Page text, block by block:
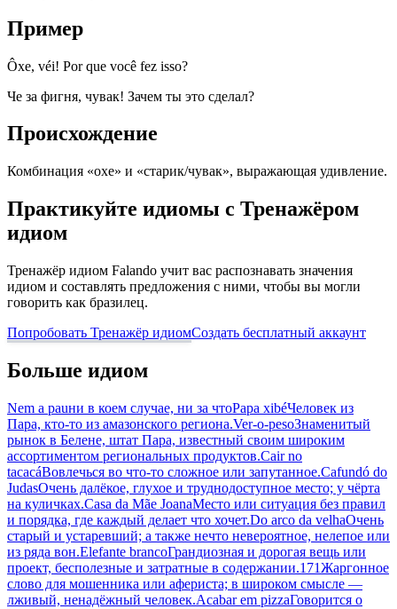
Пример
Ôxe, véi! Por que você fez isso?
Че за фигня, чувак! Зачем ты это сделал?
Происхождение
Комбинация «oxe» и «старик/чувак», выражающая удивление.
Практикуйте идиомы с Тренажёром
идиом
Тренажёр идиом Falando учит вас распознавать значения
идиом и составлять предложения с ними, чтобы вы могли
говорить как бразилец.
Попробовать Тренажёр идиомСоздать бесплатный аккаунт
Больше идиом
Nem a pauни в коем случае, ни за чтоPapa xibéЧеловек из
Пара, кто-то из амазонского региона.Ver-o-pesoЗнаменитый
рынок в Белене, штат Пара, известный своим широким
ассортиментом региональных продуктов.Cair no
tacacáВовлечься во что-то сложное или запутанное.Cafundó do
JudasОчень далёкое, глухое и труднодоступное место; у чёрта
на куличках.Casa da Mãe JoanaМесто или ситуация без правил
и порядка, где каждый делает что хочет.Do arco da velhaОчень
старый и устаревший; а также нечто невероятное, нелепое или
из ряда вон.Elefante brancoГрандиозная и дорогая вещь или
проект, бесполезные и затратные в содержании.171Жаргонное
слово для мошенника или афериста; в широком смысле —
лживый, ненадёжный человек.Acabar em pizzaГоворится о